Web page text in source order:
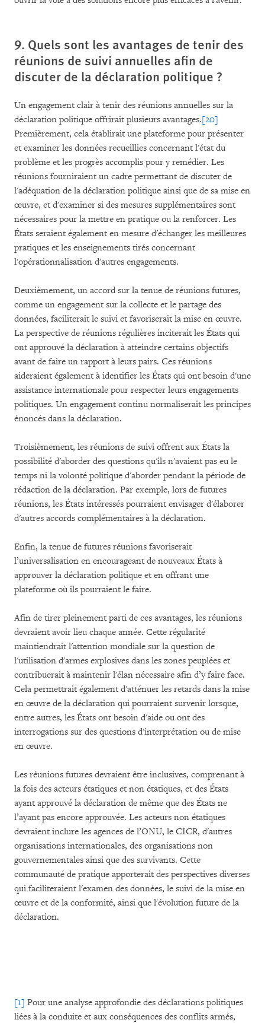
9. Quels sont les avantages de tenir des
réunions de suivi annuelles afin de
discuter de la déclaration politique ?
Un engagement clair à tenir des réunions annuelles sur la
déclaration politique offrirait plusieurs avantages.[20]
Premièrement, cela établirait une plateforme pour présenter
et examiner les données recueillies concernant l'état du
problème et les progrès accomplis pour y remédier. Les
réunions fourniraient un cadre permettant de discuter de
l'adéquation de la déclaration politique ainsi que de sa mise en
œuvre, et d'examiner si des mesures supplémentaires sont
nécessaires pour la mettre en pratique ou la renforcer. Les
États seraient également en mesure d'échanger les meilleures
pratiques et les enseignements tirés concernant
l'opérationnalisation d'autres engagements.
Deuxièmement, un accord sur la tenue de réunions futures,
comme un engagement sur la collecte et le partage des
données, faciliterait le suivi et favoriserait la mise en œuvre.
La perspective de réunions régulières inciterait les États qui
ont approuvé la déclaration à atteindre certains objectifs
avant de faire un rapport à leurs pairs. Ces réunions
aideraient également à identifier les États qui ont besoin d'une
assistance internationale pour respecter leurs engagements
politiques. Un engagement continu normaliserait les principes
énoncés dans la déclaration.
Troisièmement, les réunions de suivi offrent aux États la
possibilité d'aborder des questions qu'ils n'avaient pas eu le
temps ni la volonté politique d'aborder pendant la période de
rédaction de la déclaration. Par exemple, lors de futures
réunions, les États intéressés pourraient envisager d'élaborer
d'autres accords complémentaires à la déclaration.
Enfin, la tenue de futures réunions favoriserait
l’universalisation en encourageant de nouveaux États à
approuver la déclaration politique et en offrant une
plateforme où ils pourraient le faire.
Afin de tirer pleinement parti de ces avantages, les réunions
devraient avoir lieu chaque année. Cette régularité
maintiendrait l'attention mondiale sur la question de
l'utilisation d'armes explosives dans les zones peuplées et
contribuerait à maintenir l'élan nécessaire afin d’y faire face.
Cela permettrait également d'atténuer les retards dans la mise
en œuvre de la déclaration qui pourraient survenir lorsque,
entre autres, les États ont besoin d'aide ou ont des
interrogations sur des questions d'interprétation ou de mise
en œuvre.
Les réunions futures devraient être inclusives, comprenant à
la fois des acteurs étatiques et non étatiques, et des États
ayant approuvé la déclaration de même que des États ne
l’ayant pas encore approuvée. Les acteurs non étatiques
devraient inclure les agences de l’ONU, le CICR, d'autres
organisations internationales, des organisations non
gouvernementales ainsi que des survivants. Cette
communauté de pratique apporterait des perspectives diverses
qui faciliteraient l'examen des données, le suivi de la mise en
œuvre et de la conformité, ainsi que l'évolution future de la
déclaration.
[1] Pour une analyse approfondie des déclarations politiques
liées à la conduite et aux conséquences des conflits armés,